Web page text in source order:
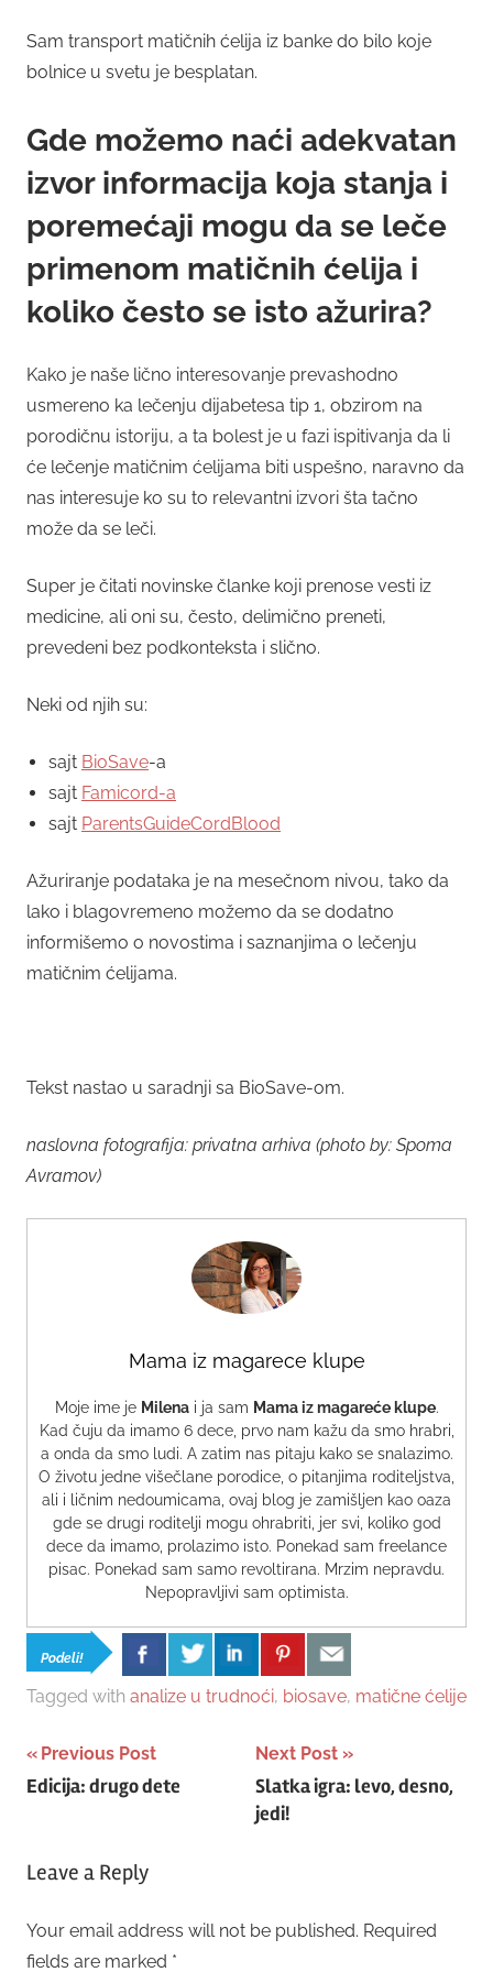
Sam transport matičnih ćelija iz banke do bilo koje
bolnice u svetu je besplatan.
Gde možemo naći adekvatan
izvor informacija koja stanja i
poremećaji mogu da se leče
primenom matičnih ćelija i
koliko često se isto ažurira?
Kako je naše lično interesovanje prevashodno
usmereno ka lečenju dijabetesa tip 1, obzirom na
porodičnu istoriju, a ta bolest je u fazi ispitivanja da li
će lečenje matičnim ćelijama biti uspešno, naravno da
nas interesuje ko su to relevantni izvori šta tačno
može da se leči.
Super je čitati novinske članke koji prenose vesti iz
medicine, ali oni su, često, delimično preneti,
prevedeni bez podkonteksta i slično.
Neki od njih su:
sajt BioSave-a
sajt Famicord-a
sajt ParentsGuideCordBlood
Ažuriranje podataka je na mesečnom nivou, tako da
lako i blagovremeno možemo da se dodatno
informišemo o novostima i saznanjima o lečenju
matičnim ćelijama.
Tekst nastao u saradnji sa BioSave-om.
naslovna fotografija: privatna arhiva (photo by: Spoma
Avramov)
Mama iz magarece klupe
Moje ime je Milenai ja sam Mama iz magareće klupe.
Kad čuju da imamo 6 dece, prvo nam kažu da smo hrabri,
a onda da smo ludi. A zatim nas pitaju kako se snalazimo.
O životu jedne višečlane porodice, o pitanjima roditeljstva,
ali i ličnim nedoumicama, ovaj blog je zamišljen kao oaza
gde se drugi roditelji mogu ohrabriti, jer svi, koliko god
dece da imamo, prolazimo isto. Ponekad sam freelance
pisac. Ponekad sam samo revoltirana. Mrzim nepravdu.
Nepopravljivi sam optimista.
Podeli!
Tagged with analize u trudnoći, biosave, matične ćelije
Post
navigation
Previous Post
Edicija: drugo dete
Next Post
Slatka igra: levo, desno,
jedi!
Leave a Reply
Your email address will not be published. Required
fields are marked *